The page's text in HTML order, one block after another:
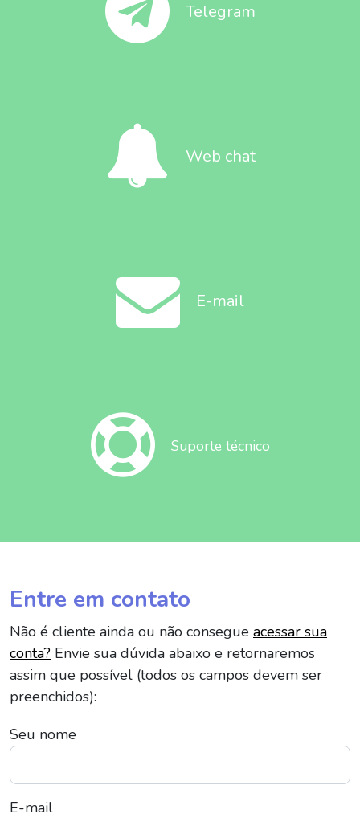
Telegram
Web chat
E-mail
Suporte técnico
Entre em contato
Não é cliente ainda ou não consegue acessar sua
conta? Envie sua dúvida abaixo e retornaremos
assim que possível (todos os campos devem ser
preenchidos):
Seu nome
E-mail